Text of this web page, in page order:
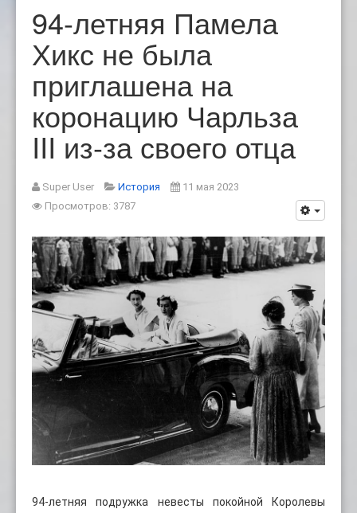
94-летняя Памела
Хикс не была
приглашена на
коронацию Чарльза
III из-за своего отца
Super User История
11 мая 2023
Просмотров: 3787
94-летняя подружка невесты покойной Королевы